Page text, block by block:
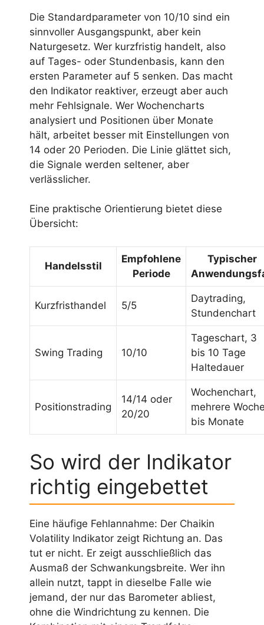
Die Standardparameter von 10/10 sind ein
sinnvoller Ausgangspunkt, aber kein
Naturgesetz. Wer kurzfristig handelt, also
auf Tages- oder Stundenbasis, kann den
ersten Parameter auf 5 senken. Das macht
den Indikator reaktiver, erzeugt aber auch
mehr Fehlsignale. Wer Wochencharts
analysiert und Positionen über Monate
hält, arbeitet besser mit Einstellungen von
14 oder 20 Perioden. Die Linie glättet sich,
die Signale werden seltener, aber
verlässlicher.
Eine praktische Orientierung bietet diese
Übersicht:
Handelsstil
Empfohlene
Periode
Typischer
Kurzfristhandel 5/5
Daytrading,
Stundenchart
Swing Trading 10/10
Tageschart, 3
bis 10 Tage
Haltedauer
Positionstrading
14/14 oder
20/20
Wochenchart,
mehrere
bis Monate
So wird der Indikator
richtig eingebettet
Eine häufige Fehlannahme: Der Chaikin
Volatility Indikator zeigt Richtung an. Das
tut er nicht. Er zeigt ausschließlich das
Ausmaß der Schwankungsbreite. Wer ihn
allein nutzt, tappt in dieselbe Falle wie
jemand, der nur das Barometer abliest,
ohne die Windrichtung zu kennen. Die